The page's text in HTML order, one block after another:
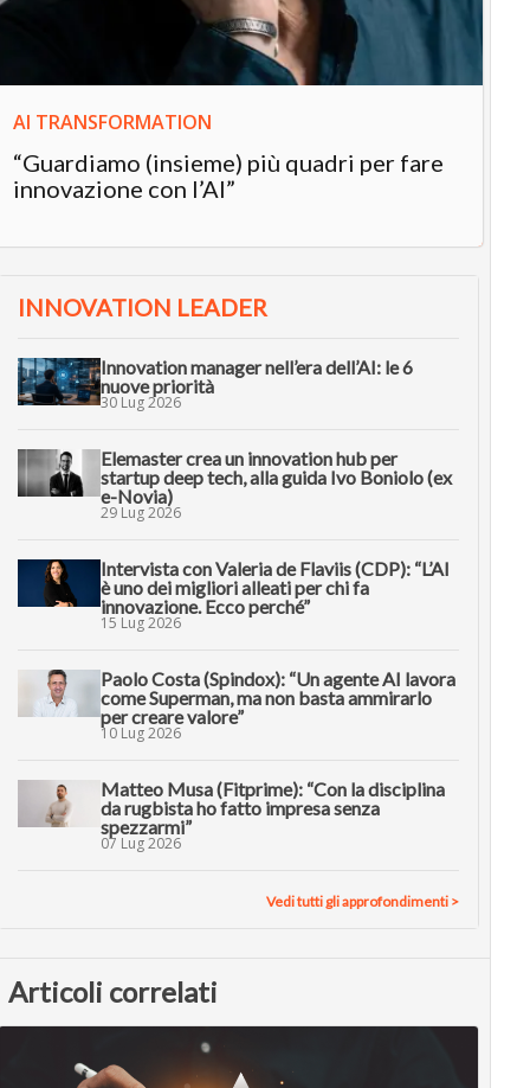
AI TRANSFORMATION
“Guardiamo (insieme) più quadri per fare
innovazione con l’AI”
INNOVATION LEADER
Innovation manager nell’era dell’AI: le 6
nuove priorità
30 Lug 2026
Elemaster crea un innovation hub per
startup deep tech, alla guida Ivo Boniolo (ex
e-Novia)
29 Lug 2026
Intervista con Valeria de Flaviis (CDP): “L’AI
è uno dei migliori alleati per chi fa
innovazione. Ecco perché”
15 Lug 2026
Paolo Costa (Spindox): “Un agente AI lavora
come Superman, ma non basta ammirarlo
per creare valore”
10 Lug 2026
Matteo Musa (Fitprime): “Con la disciplina
da rugbista ho fatto impresa senza
spezzarmi”
07 Lug 2026
Vedi tutti gli approfondimenti >
Articoli correlati